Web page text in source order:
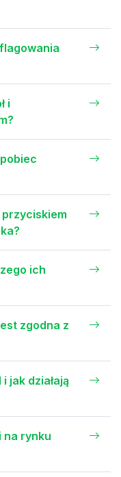
i
przyciskiem
ich
zgodna z
jak działają
na rynku